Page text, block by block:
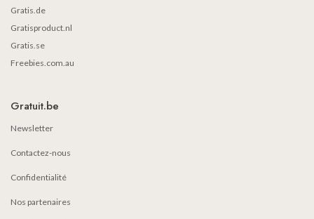
Gratis.de
Gratisproduct.nl
Gratis.se
Freebies.com.au
Gratuit.be
Newsletter
Contactez-nous
Confidentialité
Nos partenaires